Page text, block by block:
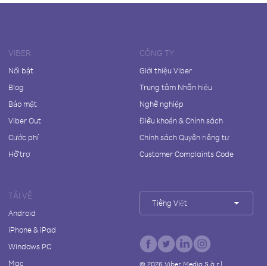
VIBER
Nổi bật
Blog
Bảo mật
Viber Out
Cước phí
Hỗ trợ
CÔNG TY
Giới thiệu Viber
Trung tâm Nhãn hiệu
Nghề nghiệp
Điều khoản & Chính sách
Chính sách Quyền riêng tư
Customer Complaints Code
TẢI VỀ
Android
iPhone & iPad
Windows PC
Mac
Tiếng Việt
© 2026Viber Media S.à r.l.